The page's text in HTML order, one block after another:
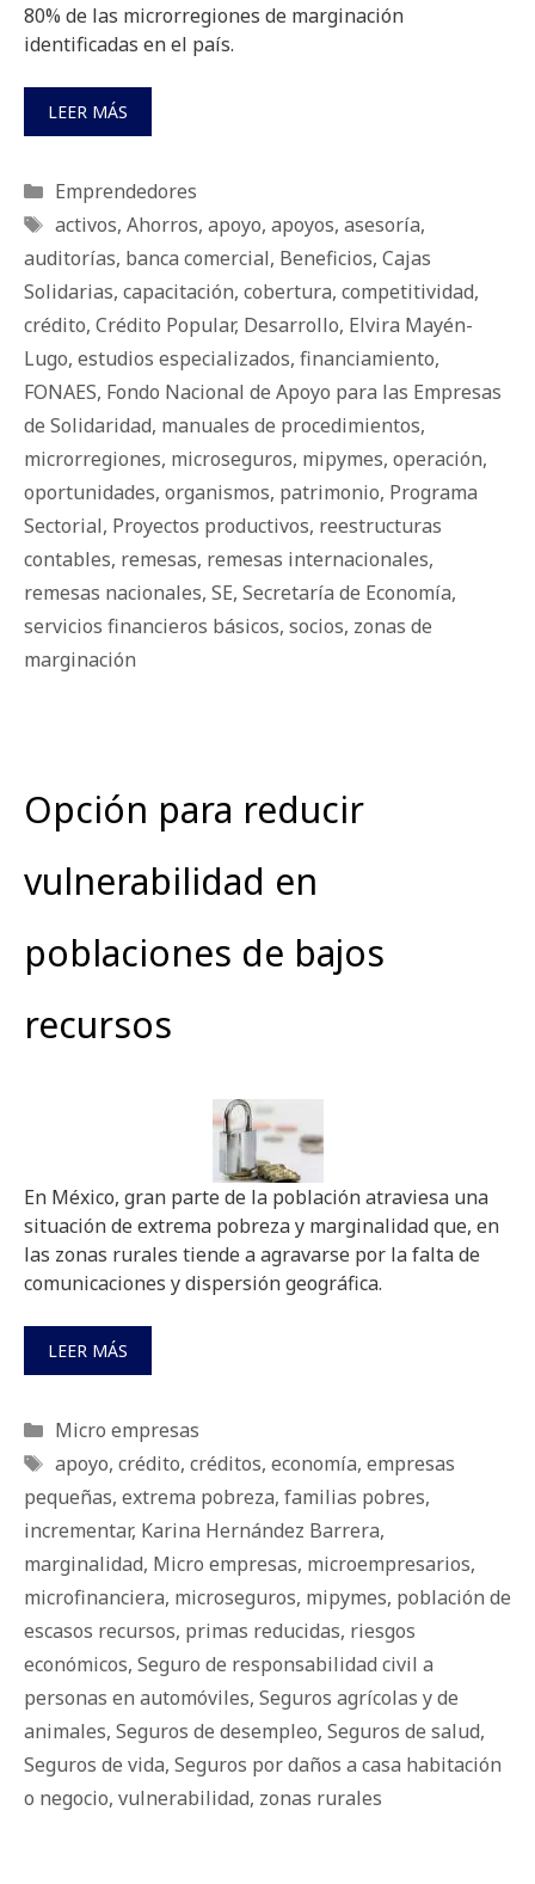
80% de las microrregiones de marginación
identificadas en el país.
LEER MÁS
Categorías
Emprendedores
Etiquetas
activos, Ahorros, apoyo, apoyos, asesoría,
auditorías, banca comercial, Beneficios, Cajas
Solidarias, capacitación, cobertura, competitividad,
crédito, Crédito Popular, Desarrollo, Elvira Mayén-
Lugo, estudios especializados, financiamiento,
FONAES, Fondo Nacional de Apoyo para las Empresas
de Solidaridad, manuales de procedimientos,
microrregiones, microseguros, mipymes, operación,
oportunidades, organismos, patrimonio, Programa
Sectorial, Proyectos productivos, reestructuras
contables, remesas, remesas internacionales,
remesas nacionales, SE, Secretaría de Economía,
servicios financieros básicos, socios, zonas de
marginación
Opción para reducir
vulnerabilidad en
poblaciones de bajos
recursos
En México, gran parte de la población atraviesa una
situación de extrema pobreza y marginalidad que, en
las zonas rurales tiende a agravarse por la falta de
comunicaciones y dispersión geográfica.
LEER MÁS
Categorías
Micro empresas
Etiquetas
apoyo, crédito, créditos, economía, empresas
pequeñas, extrema pobreza, familias pobres,
incrementar, Karina Hernández Barrera,
marginalidad, Micro empresas, microempresarios,
microfinanciera, microseguros, mipymes, población de
escasos recursos, primas reducidas, riesgos
económicos, Seguro de responsabilidad civil a
personas en automóviles, Seguros agrícolas y de
animales, Seguros de desempleo, Seguros de salud,
Seguros de vida, Seguros por daños a casa habitación
o negocio, vulnerabilidad, zonas rurales